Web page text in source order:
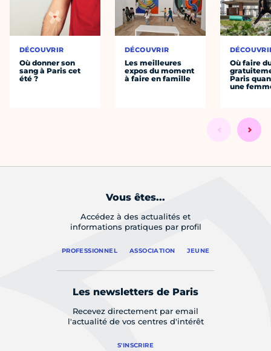
DÉCOUVRIR
Où donner son
sang à Paris cet
été ?
DÉCOUVRIR
Les meilleures
expos du moment
à faire en famille
Où faire
Paris
une
Vous êtes...
Accédez à des actualités et
informations pratiques par profil
PROFESSIONNEL ASSOCIATION JEUNE
Les newsletters de Paris
Recevez directement par email
l'actualité de vos centres d'intérêt
S'INSCRIRE